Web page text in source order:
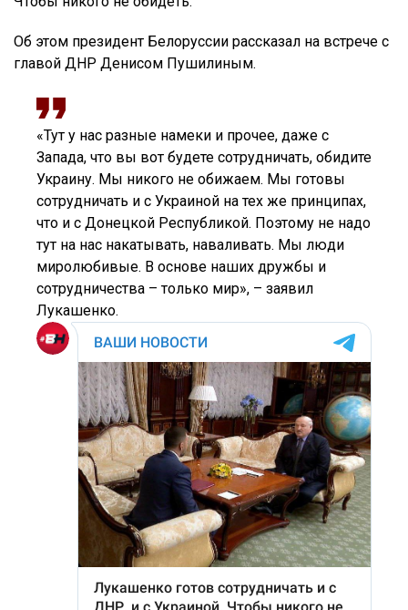
Об этом президент Белоруссии рассказал на встрече с
главой ДНР Денисом Пушилиным.
«Тут у нас разные намеки и прочее, даже с
Запада, что вы вот будете сотрудничать, обидите
Украину. Мы никого не обижаем. Мы готовы
сотрудничать и с Украиной на тех же принципах,
что и с Донецкой Республикой. Поэтому не надо
тут на нас накатывать, наваливать. Мы люди
миролюбивые. В основе наших дружбы и
сотрудничества – только мир», – заявил
Лукашенко.